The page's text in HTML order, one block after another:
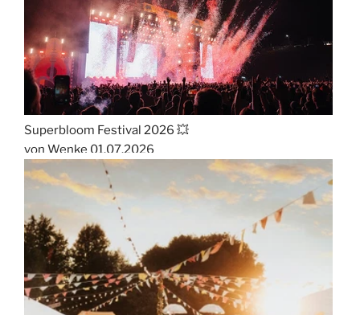
Superbloom Festival 2026 💥
von Wenke 01.07.2026